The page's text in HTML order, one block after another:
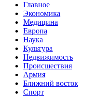
Главное
Экономика
Медицина
Европа
Наука
Культура
Недвижимость
Происшествия
Армия
Ближний восток
Спорт